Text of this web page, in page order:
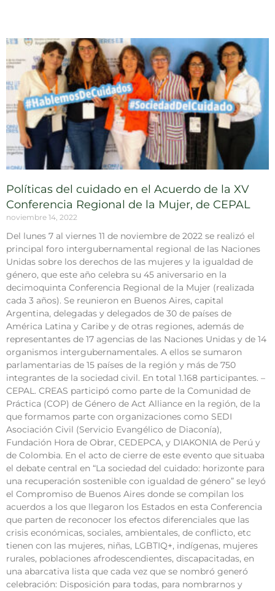
Políticas del cuidado en el Acuerdo de la XV
Conferencia Regional de la Mujer, de CEPAL
noviembre 14, 2022
Del lunes 7 al viernes 11 de noviembre de 2022 se realizó el
principal foro intergubernamental regional de las Naciones
Unidas sobre los derechos de las mujeres y la igualdad de
género, que este año celebra su 45 aniversario en la
decimoquinta Conferencia Regional de la Mujer (realizada
cada 3 años). Se reunieron en Buenos Aires, capital
Argentina, delegadas y delegados de 30 de países de
América Latina y Caribe y de otras regiones, además de
representantes de 17 agencias de las Naciones Unidas y de 14
organismos intergubernamentales. A ellos se sumaron
parlamentarias de 15 países de la región y más de 750
integrantes de la sociedad civil. En total 1.168 participantes. –
CEPAL. CREAS participó como parte de la Comunidad de
Práctica (COP) de Género de Act Alliance en la región, de la
que formamos parte con organizaciones como SEDI
Asociación Civil (Servicio Evangélico de Diaconía),
Fundación Hora de Obrar, CEDEPCA, y DIAKONIA de Perú y
de Colombia. En el acto de cierre de este evento que situaba
el debate central en “La sociedad del cuidado: horizonte para
una recuperación sostenible con igualdad de género” se leyó
el Compromiso de Buenos Aires donde se compilan los
acuerdos a los que llegaron los Estados en esta Conferencia
que parten de reconocer los efectos diferenciales que las
crisis económicas, sociales, ambientales, de conflicto, etc
tienen con las mujeres, niñas, LGBTIQ+, indígenas, mujeres
rurales, poblaciones afrodescendientes, discapacitadas, en
una abarcativa lista que cada vez que se nombró generó
celebración: Disposición para todas, para nombrarnos y